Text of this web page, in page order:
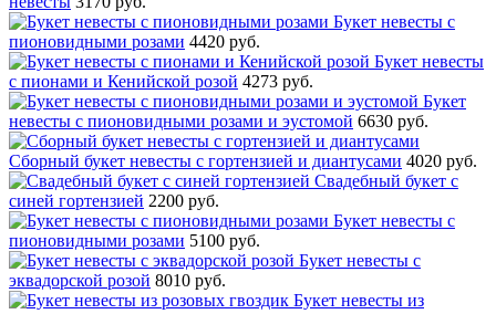
Букет невесты с
пионовидными розами 4420 руб.
Букет невесты
с пионами и Кенийской розой 4273 руб.
Букет
невесты с пионовидными розами и эустомой 6630 руб.
Сборный букет невесты с гортензией и диантусами 4020 руб.
Свадебный букет с
синей гортензией 2200 руб.
Букет невесты с
пионовидными розами 5100 руб.
Букет невесты с
эквадорской розой 8010 руб.
Букет невесты из